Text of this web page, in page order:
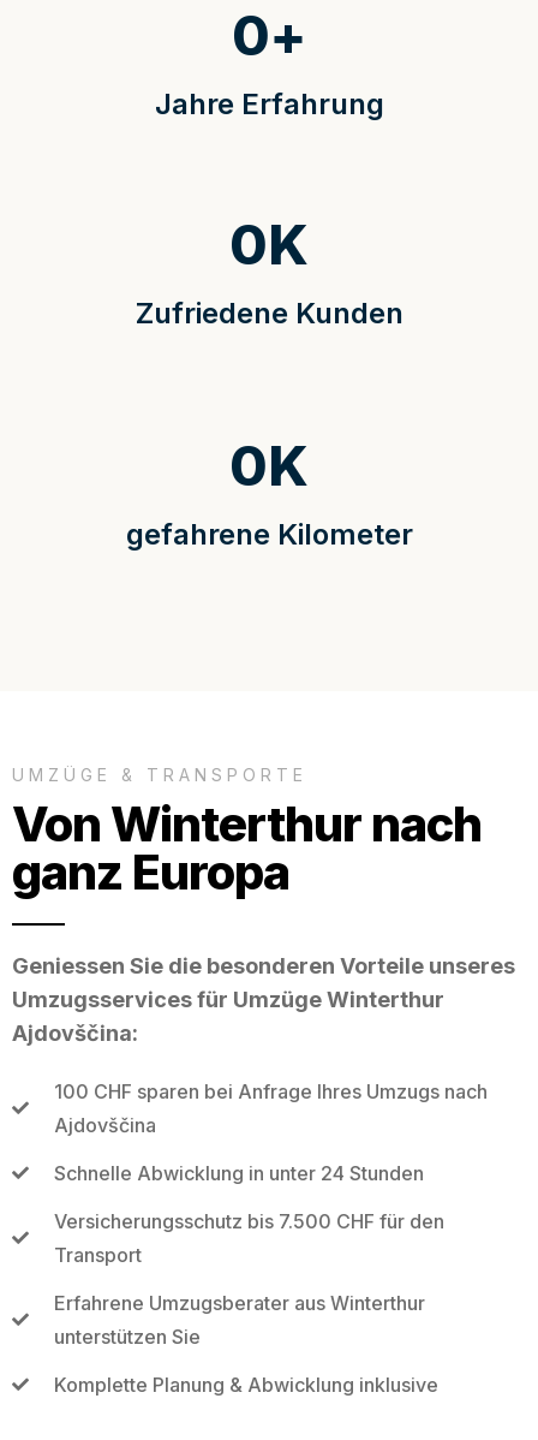
Jahre Erfahrung
0+
Zufriedene Kunden
0K
gefahrene Kilometer
0K
UMZÜGE & TRANSPORTE
Von Winterthur nach
ganz Europa
Geniessen Sie die besonderen Vorteile unseres
Umzugsservices für Umzüge Winterthur
Ajdovščina:
100 CHF sparen bei Anfrage Ihres Umzugs nach
Ajdovščina
Schnelle Abwicklung in unter 24 Stunden
Versicherungsschutz bis 7.500 CHF für den
Transport
Erfahrene Umzugsberater aus Winterthur
unterstützen Sie
Komplette Planung & Abwicklung inklusive